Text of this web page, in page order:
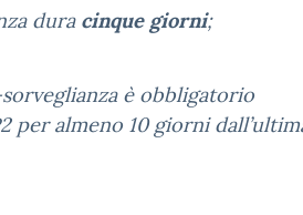
dura cinque giorni;
è obbligatorio
per almeno 10 giorni